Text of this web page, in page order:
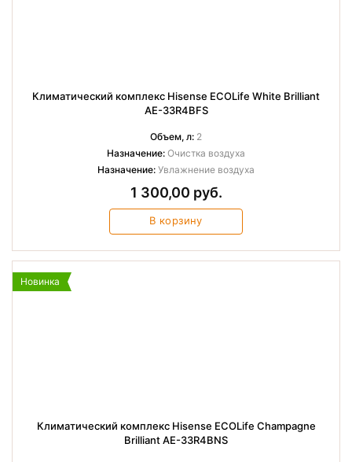
Климатический комплекс Hisense ECOLife White Brilliant
AE-33R4BFS
Объем, л: 2
Назначение: Очистка воздуха
Назначение: Увлажнение воздуха
1 300,00 руб.
В корзину
Новинка
Климатический комплекс Hisense ECOLife Champagne
Brilliant AE-33R4BNS